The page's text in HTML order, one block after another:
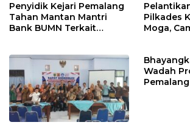
Penyidik Kejari Pemalang
Tahan Mantan Mantri
Bank BUMN Terkait
Pilkades
Moga,
Wadah
Pemalang